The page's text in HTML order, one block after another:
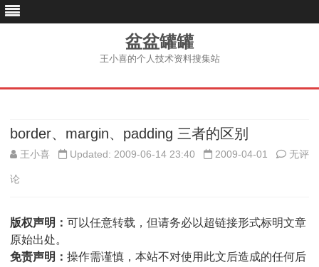
盆盆罐罐
王小喜的个人技术资料搜集站
跳
border、margin、padding 三者的区别
王小喜 Updated: 2009-06-14 23:40 2009-04-01
三
者
无评
论
版权声明： 可以任意转载，但请务必以超链接形式标明文章
原始出处。
免责声明： 操作需谨慎，本站不对使用此文后造成的任何后